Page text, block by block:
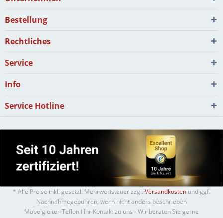
Bestellung
Rechtliches
Service
Info
Service Hotline
* Alle Preise inkl. gesetzl. Mehrwertsteuer zzgl. Versandkosten und ggf.
Nachnahmegebühren, wenn nicht anders beschrieben
Möbelgleiter-Teflon I Ihr Kontakt zu uns - Wir beraten Sie gerne